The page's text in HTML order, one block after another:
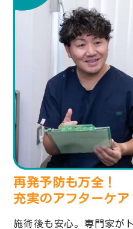
再発予防も万全！
充実のアフターケア
施術後も安心。専門家が